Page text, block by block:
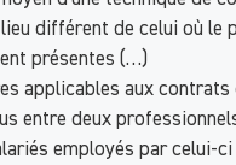
différent de celui où le
présentes (…)
applicables aux contrats
deux
employés par celui-